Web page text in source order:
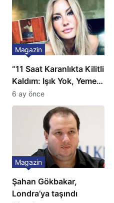
“11 Saat Karanlıkta Kilitli
Kaldım: Işık Yok, Yemek
Yok, Tuvalet Yok!”
Çağla Şikel’den Şok
Magazin
6 ay önce
Şahan Gökbakar,
Londra’ya taşındı
Magazin